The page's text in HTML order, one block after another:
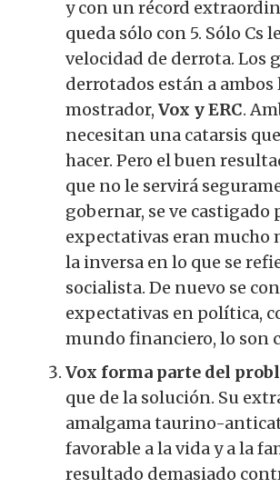
y con un récord
queda sólo con 5. Sólo Cs
velocidad de derrota. Los
derrotados están a ambos
mostrador, Vox y ERC.
necesitan una catarsis
hacer. Pero el buen
que no le servirá
gobernar, se ve castigado
expectativas eran mucho
la inversa en lo que se
socialista. De nuevo se
expectativas en política,
mundo financiero, lo son
Vox forma parte del
que de la solución. Su
amalgama taurino-
favorable a la vida y a la
resultado demasiado